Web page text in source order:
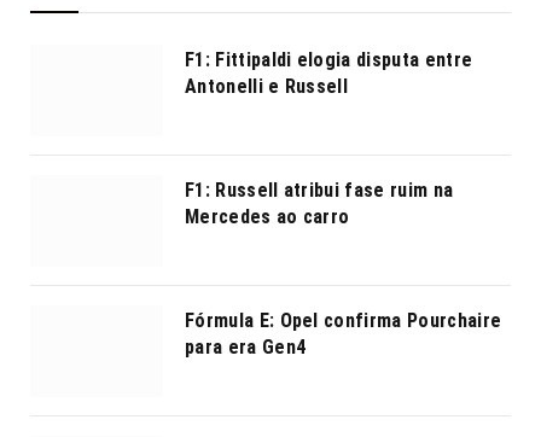
F1: Fittipaldi elogia disputa entre
Antonelli e Russell
F1: Russell atribui fase ruim na
Mercedes ao carro
Fórmula E: Opel confirma Pourchaire
para era Gen4